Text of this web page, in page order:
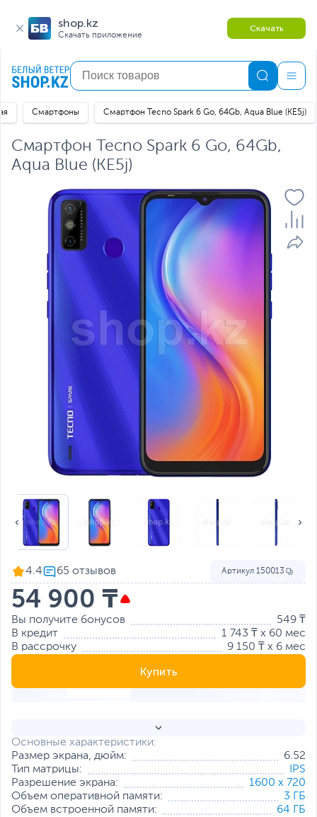
shop.kz
Скачать приложение
Скачать
Смартфоны Смартфон Tecno Spark 6 Go, 64Gb, Aqua Blue (KE5j)
Смартфон Tecno Spark 6 Go, 64Gb,
Aqua Blue (KE5j)
Основные характеристики:
Размер экрана, дюйм:
6.52
Тип матрицы:
IPS
Разрешение экрана:
1600 x 720
Объем оперативной памяти:
3 ГБ
Объем встроенной памяти:
64 ГБ
4.4 Артикул 150013
54 900 ₸
Вы получите бонусов
549 ₸
В кредит
1 743 ₸ x 60 мес
В рассрочку
9 150 ₸ x 6 мес
Купить